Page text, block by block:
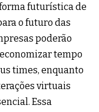
futurística de
o futuro das
poderão
tempo
times, enquanto
virtuais
Essa